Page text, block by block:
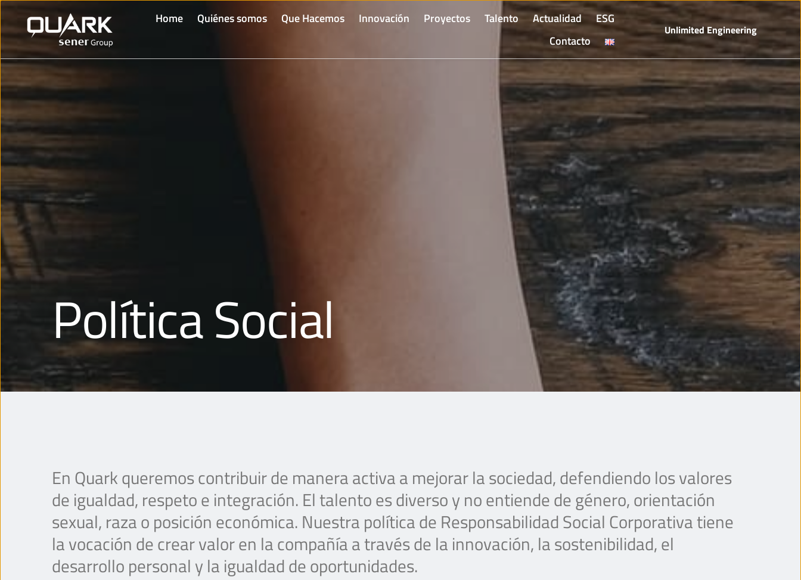
Home Quiénes somos Que Hacemos Innovación Proyectos Talento Actualidad
ESG
Contacto
Unlimited Engineering
Política Social
En Quark queremos contribuir de manera activa a mejorar la sociedad, defendiendo los valores
de igualdad, respeto e integración. El talento es diverso y no entiende de género, orientación
sexual, raza o posición económica. Nuestra política de Responsabilidad Social Corporativa tiene
la vocación de crear valor en la compañía a través de la innovación, la sostenibilidad, el
desarrollo personal y la igualdad de oportunidades.